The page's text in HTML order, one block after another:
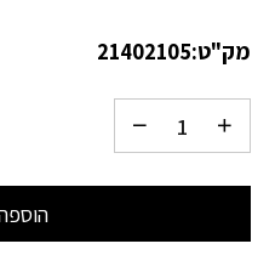
מק"ט:21402105